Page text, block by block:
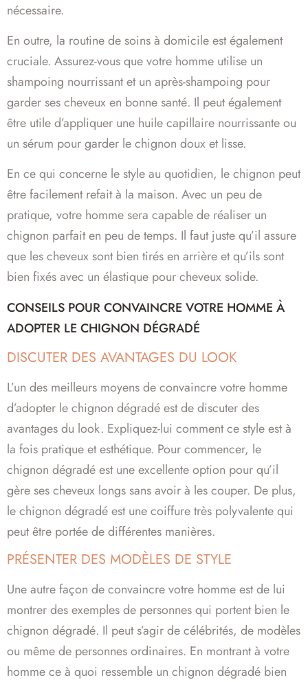
nécessaire.
En outre, la routine de soins à domicile est également
cruciale. Assurez-vous que votre homme utilise un
shampoing nourrissant et un après-shampoing pour
garder ses cheveux en bonne santé. Il peut également
être utile d’appliquer une huile capillaire nourrissante ou
un sérum pour garder le chignon doux et lisse.
En ce qui concerne le style au quotidien, le chignon peut
être facilement refait à la maison. Avec un peu de
pratique, votre homme sera capable de réaliser un
chignon parfait en peu de temps. Il faut juste qu’il assure
que les cheveux sont bien tirés en arrière et qu’ils sont
bien fixés avec un élastique pour cheveux solide.
CONSEILS POUR CONVAINCRE VOTRE HOMME À
ADOPTER LE CHIGNON DÉGRADÉ
DISCUTER DES AVANTAGES DU LOOK
L’un des meilleurs moyens de convaincre votre homme
d’adopter le chignon dégradé est de discuter des
avantages du look. Expliquez-lui comment ce style est à
la fois pratique et esthétique. Pour commencer, le
chignon dégradé est une excellente option pour qu’il
gère ses cheveux longs sans avoir à les couper. De plus,
le chignon dégradé est une coiffure très polyvalente qui
peut être portée de différentes manières.
PRÉSENTER DES MODÈLES DE STYLE
Une autre façon de convaincre votre homme est de lui
montrer des exemples de personnes qui portent bien le
chignon dégradé. Il peut s’agir de célébrités, de modèles
ou même de personnes ordinaires. En montrant à votre
homme ce à quoi ressemble un chignon dégradé bien